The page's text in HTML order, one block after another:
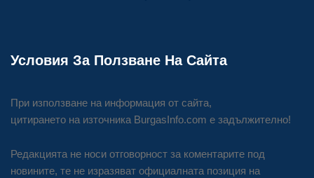
Условия За Ползване На Сайта
При използване на информация от сайта,
цитирането на източника BurgasInfo.com е задължително!
Редакцията не носи отговорност за коментарите под
новините, те не изразяват официалната позиция на